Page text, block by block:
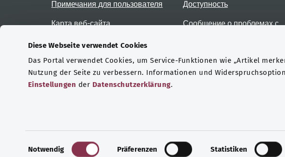
Diese Webseite verwendet Cookies
Das Portal verwendet Cookies, um Service-Funktionen wie „Artikel
Nutzung der Seite zu verbessern. Informationen und
Einstellungen der Datenschutzerklärung.
Notwendig Präferenzen Statistiken
Примечания для пользователя
Карта веб-сайта
Доступность
Сообщение о проблемах с
Сертификаты
© 2026 Bundesministerium für Gesundheit. Защита данных